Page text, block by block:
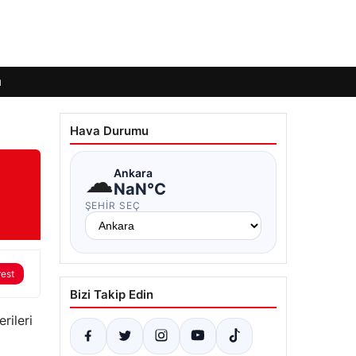
Hava Durumu
☁Ankara
NaN°C
ŞEHIR SEÇ
Bizi Takip Edin